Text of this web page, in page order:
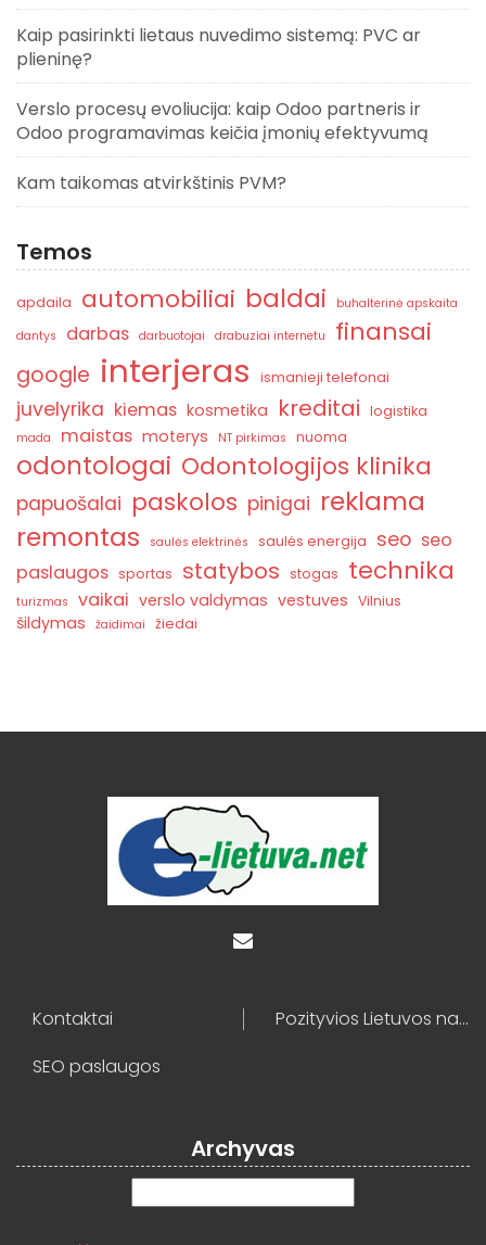
Kaip pasirinkti lietaus nuvedimo sistemą: PVC ar
plieninę?
Verslo procesų evoliucija: kaip Odoo partneris ir
Odoo programavimas keičia įmonių efektyvumą
Kam taikomas atvirkštinis PVM?
Temos
apdaila automobiliai baldai
buhalterinė apskaita
dantys
darbas darbuotojai drabuziai internetu finansai
google interjeras ismanieji telefonai
juvelyrika kiemas kosmetika kreditai logistika
mada maistas moterys NT pirkimas nuoma
odontologai Odontologijos klinika
papuošalai paskolos pinigai reklama
remontas
saulės elektrinės saulės energija seo seo
paslaugos sportas statybos stogas technika
turizmas vaikai verslo valdymas vestuves Vilnius
šildymas žaidimai žiedai
Kontaktai
Pozityvios Lietuvos naujienos
SEO paslaugos
Archyvas